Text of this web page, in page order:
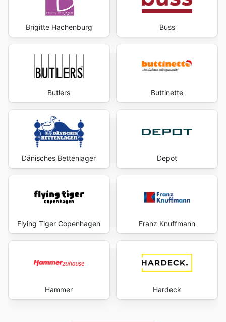
Brigitte Hachenburg Buss
Butlers Buttinette
Dänisches Bettenlager Depot
Flying Tiger Copenhagen Franz Knuffmann
Hammer Hardeck